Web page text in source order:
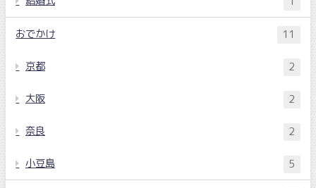
おでかけ 11
京都 2
大阪 2
奈良 2
小豆島 5